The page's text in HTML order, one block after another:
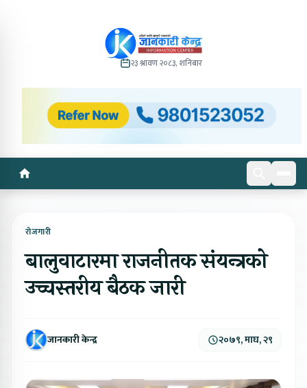
२३ श्रावण २०८३, शनिबार
रोजगारी
बालुवाटारमा राजनीतक संयन्त्रको
उच्चस्तरीय बैठक जारी
जानकारी केन्द्र २०७९, माघ, २९